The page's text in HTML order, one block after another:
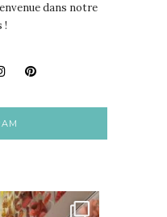
dans notre
!